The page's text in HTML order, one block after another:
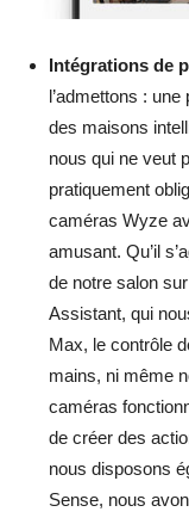
Intégrations de
l’admettons :
des maisons
nous qui ne veut
pratiquement
caméras Wyze
amusant. Qu’il
de notre salon
Assistant, qui
Max, le contrôle
mains, ni même
caméras
de créer des
nous disposons
Sense, nous